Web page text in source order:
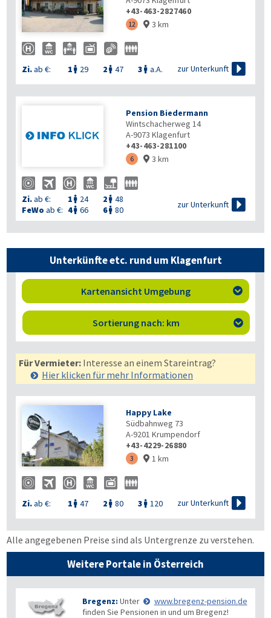
+43-463-2827460
12  3 km
Zi.ab €: 1  29 2  47 3  a.A. zur Unterkunft 
Pension Biedermann
Wintschacherweg 14
A-9073 Klagenfurt
+43-463-281100
6  3 km
Zi.ab €: 1  24 2  48
FeWo ab €: 4 66 6 80
zur Unterkunft 
Unterkünfte etc. rund um Klagenfurt
Kartenansicht Umgebung 
Sortierung nach: km 
Für Vermieter: Interesse an einem Stareintrag?
Hier klicken für mehr Informationen
Happy Lake
Südbahnweg 73
A-9201 Krumpendorf
+43-4229-26880
3  1 km
Zi.ab €: 1  47 2  80 3  120 zur Unterkunft 
Alle angegebenen Preise sind als Untergrenze zu verstehen.
Weitere Portale in Österreich
Bregenz: Unter
www.bregenz-pension.de
finden Sie Pensionen in und um Bregenz!